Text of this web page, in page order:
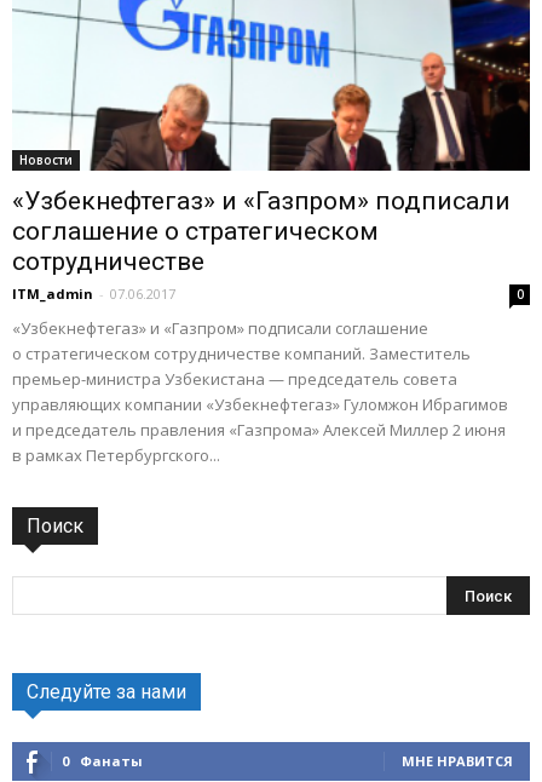
Новости
«Узбекнефтегаз» и «Газпром» подписали
соглашение о стратегическом
сотрудничестве
ITM_admin - 07.06.2017 0
«Узбекнефтегаз» и «Газпром» подписали соглашение
о стратегическом сотрудничестве компаний. Заместитель
премьер-министра Узбекистана — председатель совета
управляющих компании «Узбекнефтегаз» Гуломжон Ибрагимов
и председатель правления «Газпрома» Алексей Миллер 2 июня
в рамках Петербургского...
Поиск
Следуйте за нами
0 Фанаты МНЕ НРАВИТСЯ